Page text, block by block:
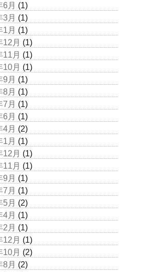
6月 (1)
3月 (1)
1月 (1)
12月 (1)
11月 (1)
10月 (1)
9月 (1)
8月 (1)
7月 (1)
6月 (1)
4月 (2)
1月 (1)
12月 (1)
11月 (1)
9月 (1)
7月 (1)
5月 (2)
4月 (1)
2月 (1)
12月 (1)
10月 (2)
8月 (2)